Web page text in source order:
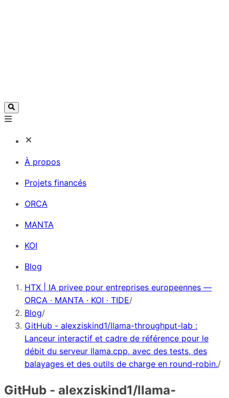
À propos
Projets financés
ORCA
MANTA
KOI
Blog
HTX | IA privee pour entreprises europeennes —
ORCA · MANTA · KOI · TIDE/
Blog/
GitHub - alexziskind1/llama-throughput-lab :
Lanceur interactif et cadre de référence pour le
débit du serveur llama.cpp, avec des tests, des
balayages et des outils de charge en round-robin./
GitHub - alexziskind1/llama-